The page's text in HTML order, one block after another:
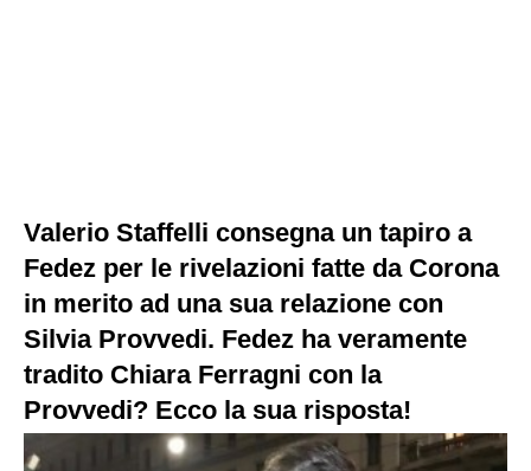
Valerio Staffelli consegna un tapiro a
Fedez per le rivelazioni fatte da Corona
in merito ad una sua relazione con
Silvia Provvedi. Fedez ha veramente
tradito Chiara Ferragni con la
Provvedi? Ecco la sua risposta!